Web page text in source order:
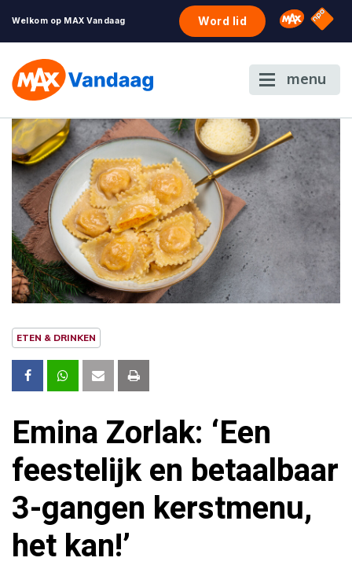
Welkom op MAX Vandaag Word lid Omroep
NPO
menu
ETEN & DRINKEN
Emina Zorlak: ‘Een
feestelijk en betaalbaar
3-gangen kerstmenu,
het kan!’